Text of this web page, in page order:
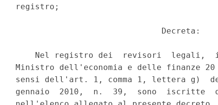
registro;
                              Decreta:
Nel registro dei  revisori  legali,
Ministro dell'economia e delle finanze
sensi dell'art. 1, comma 1, lettera g)
gennaio  2010,  n.  39,  sono  iscritte